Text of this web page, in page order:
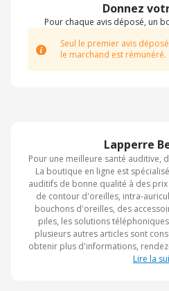
Lapperre
Pour une meilleure santé auditive,
La boutique en ligne est
auditifs de bonne qualité à des
de contour d'oreilles, intra-
bouchons d'oreilles, des
piles, les solutions
plusieurs autres articles sont
obtenir plus d'informations,
Lire la
Donnez
Pour chaque avis déposé, un
Seul le premier avis
le marchand est rémunéré.